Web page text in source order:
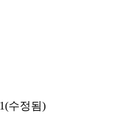
(수정됨)